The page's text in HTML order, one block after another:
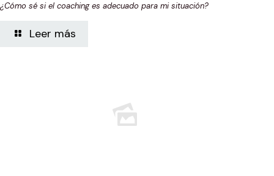
¿Cómo sé si el coaching es adecuado para mi situación?
Leer más